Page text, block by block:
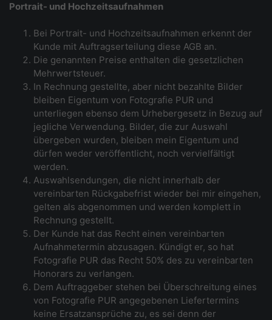
Portrait- und Hochzeitsaufnahmen
Bei Portrait- und Hochzeitsaufnahmen erkennt der
Kunde mit Auftragserteilung diese AGB an.
Die genannten Preise enthalten die gesetzlichen
Mehrwertsteuer.
In Rechnung gestellte, aber nicht bezahlte Bilder
bleiben Eigentum von Fotografie PUR und
unterliegen ebenso dem Urhebergesetz in Bezug auf
jegliche Verwendung. Bilder, die zur Auswahl
übergeben wurden, bleiben mein Eigentum und
dürfen weder veröffentlicht, noch vervielfältigt
werden.
Auswahlsendungen, die nicht innerhalb der
vereinbarten Rückgabefrist wieder bei mir eingehen,
gelten als abgenommen und werden komplett in
Rechnung gestellt.
Der Kunde hat das Recht einen vereinbarten
Aufnahmetermin abzusagen. Kündigt er, so hat
Fotografie PUR das Recht 50% des zu vereinbarten
Honorars zu verlangen.
Dem Auftraggeber stehen bei Überschreitung eines
von Fotografie PUR angegebenen Liefertermins
keine Ersatzansprüche zu, es sei denn der